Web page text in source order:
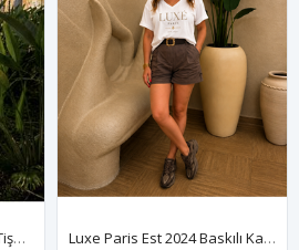
Amour Kalp Baskılı Kadın Tişört-Siyah Luxe Paris Est 2024 Baskılı Kadın Tişört-Beyaz